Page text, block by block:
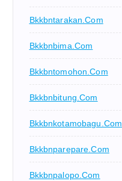
Bkkbntarakan.com
Bkkbnbima.com
Bkkbntomohon.com
Bkkbnbitung.com
Bkkbnkotamobagu.com
Bkkbnparepare.com
Bkkbnpalopo.com